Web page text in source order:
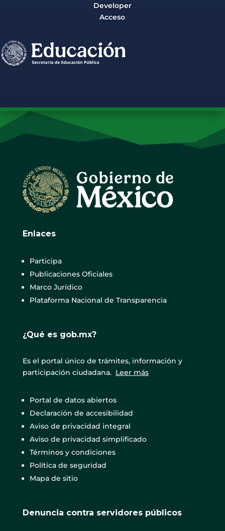
Developer
Acceso
Enlaces
Participa
Publicaciones Oficiales
Marco Jurídico
Plataforma Nacional de Transparencia
¿Qué es gob.mx?
Es el portal único de trámites, información y
participación ciudadana. Leer más
Portal de datos abiertos
Declaración de accesibilidad
Aviso de privacidad integral
Aviso de privacidad simplificado
Términos y condiciones
Política de seguridad
Mapa de sitio
Denuncia contra servidores públicos